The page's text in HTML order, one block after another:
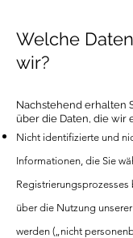
Welche
wir?
Nachstehend erhalten
über die Daten, die wir
Nicht identifizierte und
Informationen, die Sie
über die Nutzung
werden („nicht